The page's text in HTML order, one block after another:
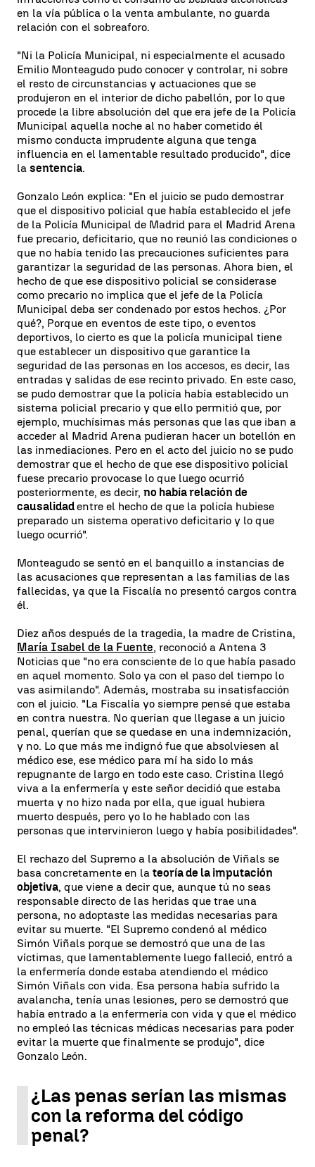
en la vía pública o la venta ambulante, no guarda
relación con el sobreaforo.
"Ni la Policía Municipal, ni especialmente el acusado
Emilio Monteagudo pudo conocer y controlar, ni sobre
el resto de circunstancias y actuaciones que se
produjeron en el interior de dicho pabellón, por lo que
procede la libre absolución del que era jefe de la Policía
Municipal aquella noche al no haber cometido él
mismo conducta imprudente alguna que tenga
influencia en el lamentable resultado producido", dice
la sentencia.
Gonzalo León explica: "En el juicio se pudo demostrar
que el dispositivo policial que había establecido el jefe
de la Policía Municipal de Madrid para el Madrid Arena
fue precario, deficitario, que no reunió las condiciones o
que no había tenido las precauciones suficientes para
garantizar la seguridad de las personas. Ahora bien, el
hecho de que ese dispositivo policial se considerase
como precario no implica que el jefe de la Policía
Municipal deba ser condenado por estos hechos. ¿Por
qué?, Porque en eventos de este tipo, o eventos
deportivos, lo cierto es que la policía municipal tiene
que establecer un dispositivo que garantice la
seguridad de las personas en los accesos, es decir, las
entradas y salidas de ese recinto privado. En este caso,
se pudo demostrar que la policía había establecido un
sistema policial precario y que ello permitió que, por
ejemplo, muchísimas más personas que las que iban a
acceder al Madrid Arena pudieran hacer un botellón en
las inmediaciones. Pero en el acto del juicio no se pudo
demostrar que el hecho de que ese dispositivo policial
fuese precario provocase lo que luego ocurrió
posteriormente, es decir, no había relación de
causalidadentre el hecho de que la policía hubiese
preparado un sistema operativo deficitario y lo que
luego ocurrió".
Monteagudo se sentó en el banquillo a instancias de
las acusaciones que representan a las familias de las
fallecidas, ya que la Fiscalía no presentó cargos contra
él.
Diez años después de la tragedia, la madre de Cristina,
María Isabel de la Fuente, reconoció a Antena 3
Noticias que "no era consciente de lo que había pasado
en aquel momento. Solo ya con el paso del tiempo lo
vas asimilando". Además, mostraba su insatisfacción
con el juicio. "La Fiscalía yo siempre pensé que estaba
en contra nuestra. No querían que llegase a un juicio
penal, querían que se quedase en una indemnización,
y no. Lo que más me indignó fue que absolviesen al
médico ese, ese médico para mí ha sido lo más
repugnante de largo en todo este caso. Cristina llegó
viva a la enfermería y este señor decidió que estaba
muerta y no hizo nada por ella, que igual hubiera
muerto después, pero yo lo he hablado con las
personas que intervinieron luego y había posibilidades".
El rechazo del Supremo a la absolución de Viñals se
basa concretamente en la teoría de la imputación
objetiva, que viene a decir que, aunque tú no seas
responsable directo de las heridas que trae una
persona, no adoptaste las medidas necesarias para
evitar su muerte. "El Supremo condenó al médico
Simón Viñals porque se demostró que una de las
víctimas, que lamentablemente luego falleció, entró a
la enfermería donde estaba atendiendo el médico
Simón Viñals con vida. Esa persona había sufrido la
avalancha, tenía unas lesiones, pero se demostró que
había entrado a la enfermería con vida y que el médico
no empleó las técnicas médicas necesarias para poder
evitar la muerte que finalmente se produjo", dice
Gonzalo León.
¿Las penas serían las mismas
con la reforma del código
penal?